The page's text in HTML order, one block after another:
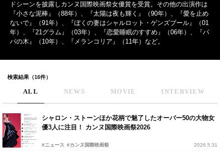
ドシーンを披露しカンヌ国際映画祭女優賞を受賞。その他の出演作は
『小さな泥棒』（88年）、『太陽は夜も輝く』（90年）、『愛を止め
ないで』（91年）、『ぼくの妻はシャルロット・ゲンズブール』（01
年）、『21グラム』（03年）、『恋愛睡眠のすすめ』（06年）、『パ
パの木』（10年）、『メランコリア』（11年）など。
検索結果（16件）
ALL NEWS MOVIE INTERVIEW
シャロン・ストーンほか花柄で魅了したオーバー50の大物女
優3人に注目！ カンヌ国際映画祭2026
#ニュース #カンヌ国際映画祭 2026.5.31